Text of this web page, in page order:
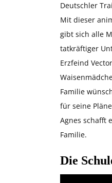
Deutschler
Mit dieser
gibt sich alle
tatkräftiger
Erzfeind
Familie
für seine
Agnes schafft
Familie.
Die